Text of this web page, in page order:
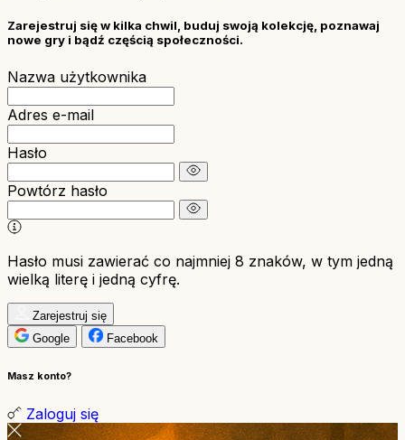
Zarejestruj się w kilka chwil, buduj swoją kolekcję, poznawaj
nowe gry i bądź częścią społeczności.
Nazwa użytkownika
Adres e-mail
Hasło
Powtórz hasło
Hasło musi zawierać co najmniej 8 znaków, w tym jedną
wielką literę i jedną cyfrę.
Zarejestruj się
Google
Facebook
Masz konto?
Zaloguj się